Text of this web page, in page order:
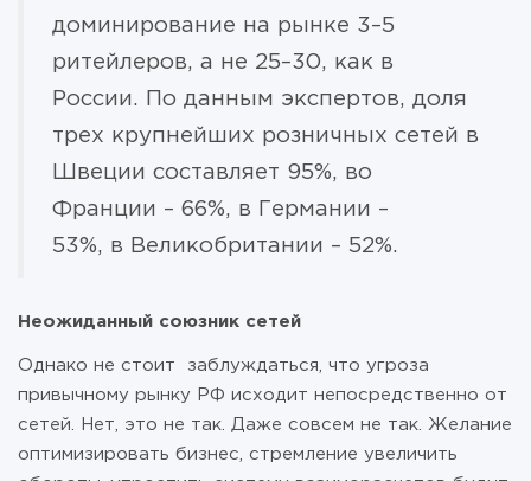
доминирование на рынке 3–5
ритейлеров, а не 25–30, как в
России. По данным экспертов, доля
трех крупнейших розничных сетей в
Швеции составляет 95%, во
Франции – 66%, в Германии –
53%, в Великобритании – 52%.
Неожиданный союзник сетей
Однако не стоит заблуждаться, что угроза
привычному рынку РФ исходит непосредственно от
сетей. Нет, это не так. Даже совсем не так. Желание
оптимизировать бизнес, стремление увеличить